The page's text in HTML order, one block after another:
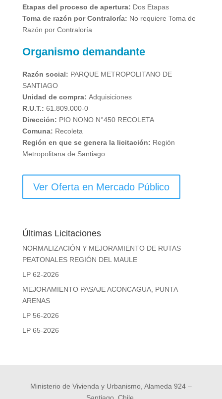
Etapas del proceso de apertura: Dos Etapas
Toma de razón por Contraloría: No requiere Toma de
Razón por Contraloría
Organismo demandante
Razón social: PARQUE METROPOLITANO DE
SANTIAGO
Unidad de compra: Adquisiciones
R.U.T.: 61.809.000-0
Dirección: PIO NONO N°450 RECOLETA
Comuna: Recoleta
Región en que se genera la licitación: Región
Metropolitana de Santiago
Ver Oferta en Mercado Público
Últimas Licitaciones
NORMALIZACIÓN Y MEJORAMIENTO DE RUTAS
PEATONALES REGIÓN DEL MAULE
LP 62-2026
MEJORAMIENTO PASAJE ACONCAGUA, PUNTA
ARENAS
LP 56-2026
LP 65-2026
Ministerio de Vivienda y Urbanismo, Alameda 924 –
Santiago, Chile.